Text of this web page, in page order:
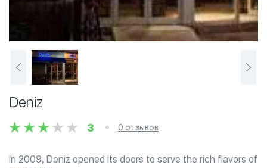
Deniz
3 0 отзывов
In 2009, Deniz opened its doors to serve the rich flavors of